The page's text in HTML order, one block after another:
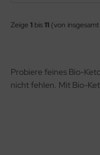
Zeige 1 bis11 (von insgesamt
Probiere feines Bio-
nicht fehlen. Mit Bio-